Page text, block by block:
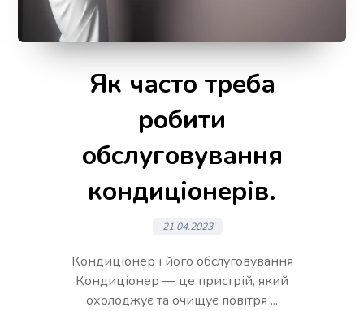
Як часто треба
робити
обслуговування
кондиціонерів.
21.04.2023
Кондиціонер і його обслуговування
Кондиціонер — це пристрій, який
охолоджує та очищує повітря ...